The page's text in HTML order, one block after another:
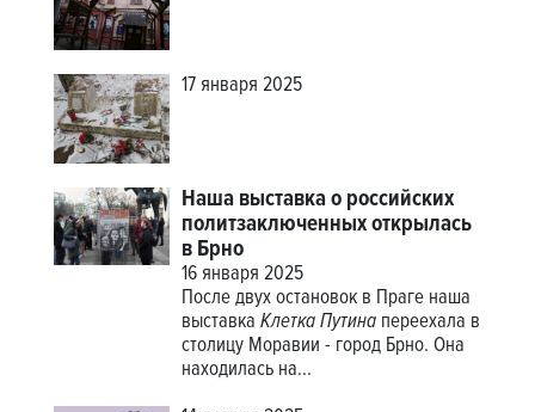
17 января 2025
Наша выставка о российских
политзаключенных открылась
в Брно
16 января 2025
После двух остановок в Праге наша
выставкаКлетка Путина переехала в
столицу Моравии - город Брно. Она
находилась на...